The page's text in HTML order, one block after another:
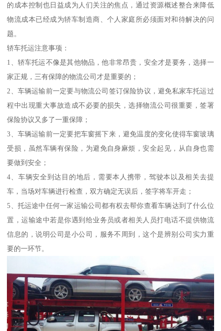
的成本控制也日益成为人们关注的焦点，通过资源概述整合来降低
物流成本已经成为轿车制造商、个人家庭所必须面对和待解决的问
题。
轿车托运注意事项：
1、轿车托运不像是其他物品，他非常昂贵，安全才是要务，选择一
家正规，三有保障的物流公司才是重要的；
2、车辆运输前一定要与物流公司签订保险协议，避免私家车托运过
程中出现重大事故造成不必要的损失，选择物流公司很重要，签署
保险协议又多了一重保障；
3、车辆运输前一定要把车窗摇下来，避免温度的变化使得车窗玻璃
受损，虽然车辆有保险，为避免自身麻烦，安全起见，从自身也需
要做到安全；
4、车辆安全到达目的地后，需要本人携带，驾驶本以及相关去提
车，当场对车辆进行检查，双方确定无误后，签字将车开走；
5、托运途中任何一家运输公司都有权去帮你查看车辆达到了什么位
置，运输途中若是你遇到给业务员或者相关人员打电话不提供物流
信息的，说明公司是小公司，服务不周到，这个是辨别公司实力重
要的一环节。